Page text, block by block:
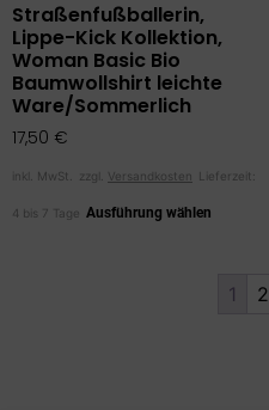
Straßenfußballerin,
Lippe-Kick Kollektion,
Woman Basic Bio
Baumwollshirt leichte
Ware/Sommerlich
17,50 €
inkl. MwSt. zzgl. Versandkosten Lieferzeit:
4 bis 7 Tage Ausführung wählen
1 2